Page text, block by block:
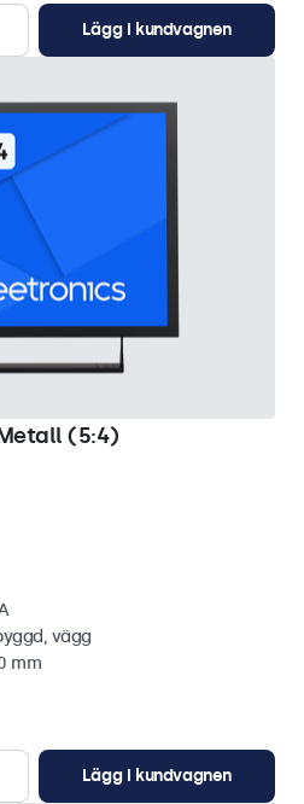
Lägg i kundvagnen
(5:4)
vägg
mm
Lägg i kundvagnen